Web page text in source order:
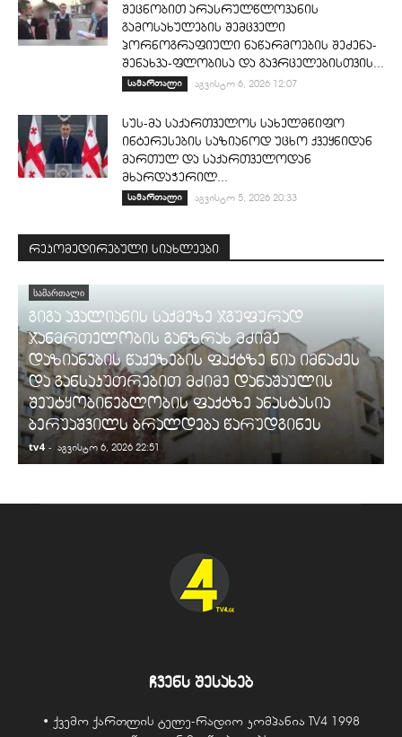
შეცნობით არასრულწლოვანის
გამოსახულების შემცველი
პორნოგრაფიული ნაწარმოების შეძენა-
შენახვა-ფლობისა და გავრცელებისთვის...
სამართალი აგვისტო 6, 2026 12:07
სუს-მა საქართველოს სახელმწიფო
ინტერესების საზიანოდ უცხო ქვეყნიდან
მართულ და საქართველოდან
მხარდაჭერილ...
სამართალი აგვისტო 5, 2026 20:33
რეკომედირებული სიახლეები
ᲡᲐᲛᲐᲠᲗᲐᲚᲘ
გიგა ავალიანის საქმეზე ჯგუფურად
ჯანმრთელობის განზრახ მძიმე
დაზიანების წაქეზების ფაქტზე ნია იმნაძეს
და განსაკუთრებით მძიმე დანაშაულის
შეუტყობინებლობის ფაქტზე ანასტასია
ბერუაშვილს ბრალდება წარუდგინეს
tv4 - აგვისტო 6, 2026 22:51
ჩვენს შესახებ
• ქვემო ქართლის ტელე-რადიო კომპანია TV4 1998